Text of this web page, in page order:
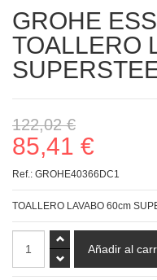
GROHE
TOALLERO
122,02 €
85,41 €
Ref.: GROHE40366DC1
TOALLERO LAVABO 60cm